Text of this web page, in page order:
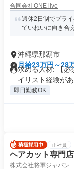
合同会社ONE live
週休2日制でプラ
ていねいに向き合
沖縄県那覇市
月給23万円～28
求める人材: 【必
イリスト経験があ
即日勤務OK
正社員
ヘアカット専門
株式会社将軍ジャパン